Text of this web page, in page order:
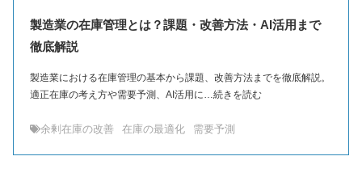
製造業の在庫管理とは？課題・改善方法・AI活用まで
徹底解説
製造業における在庫管理の基本から課題、改善方法までを徹底解説。
適正在庫の考え方や需要予測、AI活用に…続きを読む
余剰在庫の改善 在庫の最適化 需要予測